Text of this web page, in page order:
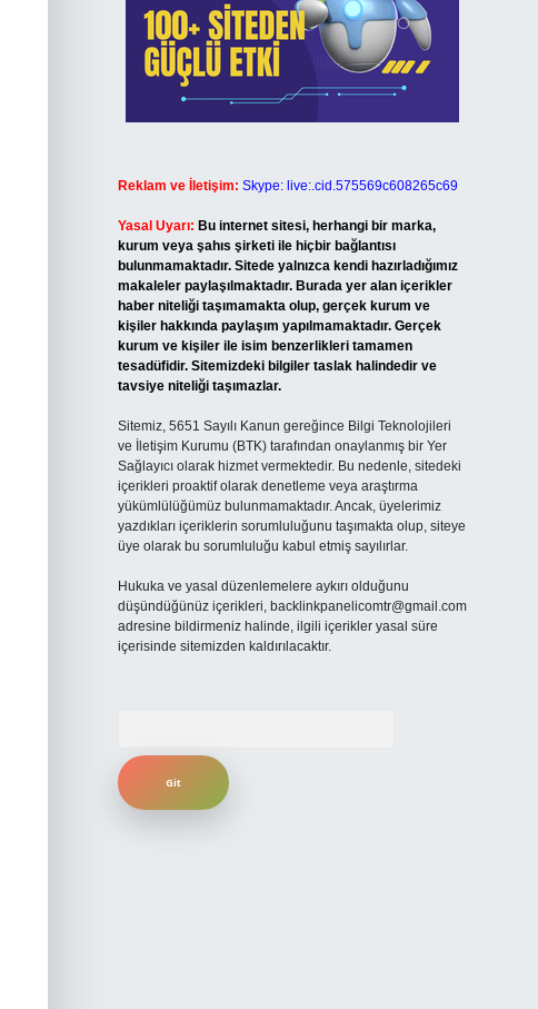
Reklam ve İletişim: Skype: live:.cid.575569c608265c69
Yasal Uyarı: Bu internet sitesi, herhangi bir marka,
kurum veya şahıs şirketi ile hiçbir bağlantısı
bulunmamaktadır. Sitede yalnızca kendi hazırladığımız
makaleler paylaşılmaktadır. Burada yer alan içerikler
haber niteliği taşımamakta olup, gerçek kurum ve
kişiler hakkında paylaşım yapılmamaktadır. Gerçek
kurum ve kişiler ile isim benzerlikleri tamamen
tesadüfidir. Sitemizdeki bilgiler taslak halindedir ve
tavsiye niteliği taşımazlar.
Sitemiz, 5651 Sayılı Kanun gereğince Bilgi Teknolojileri
ve İletişim Kurumu (BTK) tarafından onaylanmış bir Yer
Sağlayıcı olarak hizmet vermektedir. Bu nedenle, sitedeki
içerikleri proaktif olarak denetleme veya araştırma
yükümlülüğümüz bulunmamaktadır. Ancak, üyelerimiz
yazdıkları içeriklerin sorumluluğunu taşımakta olup, siteye
üye olarak bu sorumluluğu kabul etmiş sayılırlar.
Hukuka ve yasal düzenlemelere aykırı olduğunu
düşündüğünüz içerikleri, backlinkpanelicomtr@gmail.com
adresine bildirmeniz halinde, ilgili içerikler yasal süre
içerisinde sitemizden kaldırılacaktır.